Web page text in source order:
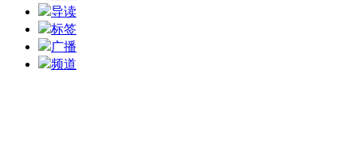
导读
标签
广播
频道